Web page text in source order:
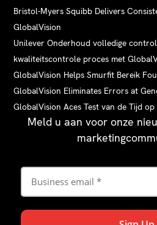
Bristol-Myers Squibb Delivers
GlobalVision
Unilever Onderhoud volledige
kwaliteitscontrole proces met
GlobalVision Helps Smurfit Bereik
GlobalVision Eliminates Errors at
GlobalVision Aces Test van de Tijd
Meld u aan voor onze